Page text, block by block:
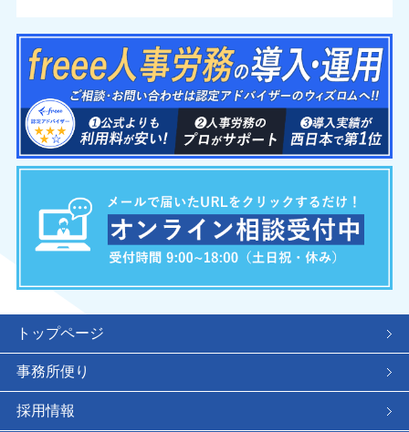
トップページ
事務所便り
採用情報